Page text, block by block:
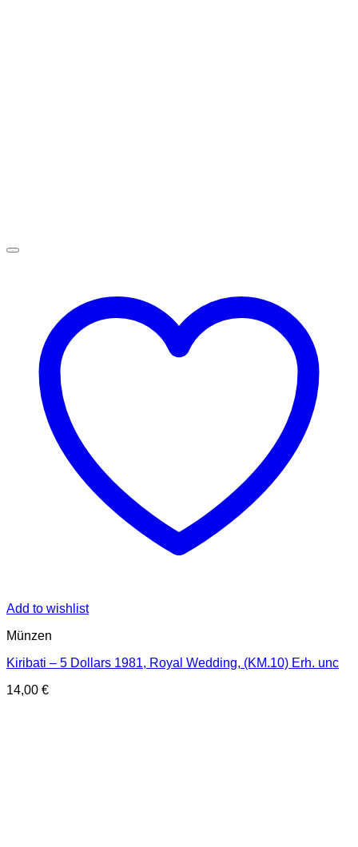
Add to wishlist
Münzen
Kiribati – 5 Dollars 1981, Royal Wedding, (KM.10) Erh. unc
14,00 €